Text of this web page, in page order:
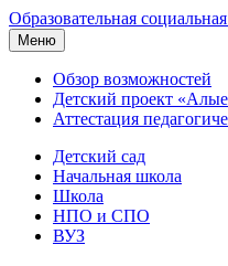
Образовательная социальная
Меню
Обзор возможностей
Детский проект
Аттестация
Детский сад
Начальная школа
Школа
НПО и СПО
ВУЗ